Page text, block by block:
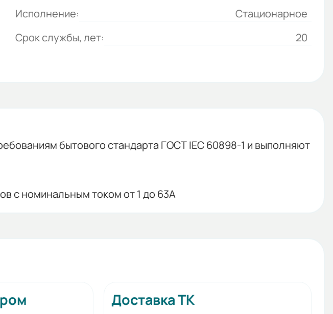
Исполнение:
Стационарное
Срок службы, лет:
20
бытового стандарта ГОСТ IEC 60898-1 и выполняют
с номинальным током от 1 до 63А
Доставка ТК